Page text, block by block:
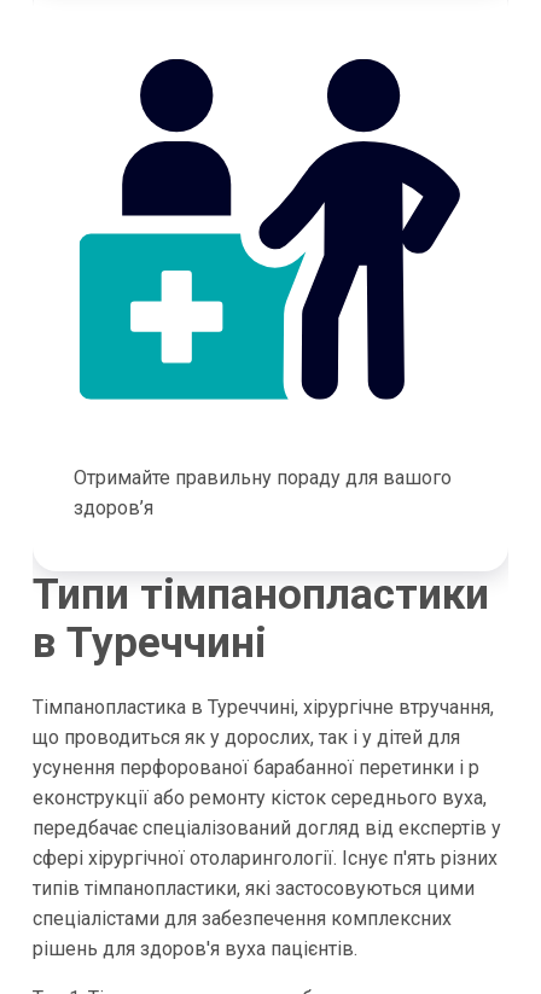
Отримайте правильну пораду для вашого
здоров’я
Типи тімпанопластики
в Туреччині
Тімпанопластика в Туреччині, хірургічне втручання,
що проводиться як у дорослих, так і у дітей для
усунення перфорованої барабанної перетинки і р
еконструкції або ремонту кісток середнього вуха,
передбачає спеціалізований догляд від експертів у
сфері хірургічної отоларингології. Існує п'ять різних
типів тімпанопластики, які застосовуються цими
спеціалістами для забезпечення комплексних
рішень для здоров'я вуха пацієнтів.